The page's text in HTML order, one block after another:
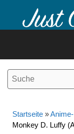
Inhalt
Startseite »
Monkey D. Luffy